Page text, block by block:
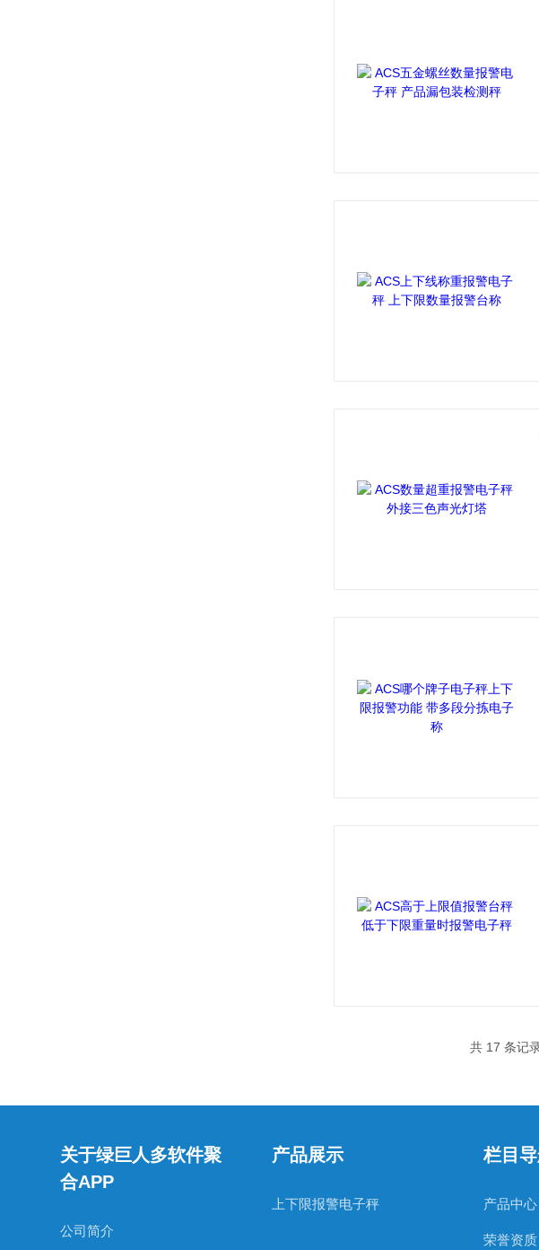
共 17 条记
关于绿巨人多软件聚
合APP
公司简介
产品展示
上下限报警电子秤
栏目
产品中心
荣誉资质